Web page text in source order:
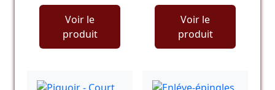
Voir le
produit
Voir le
produit